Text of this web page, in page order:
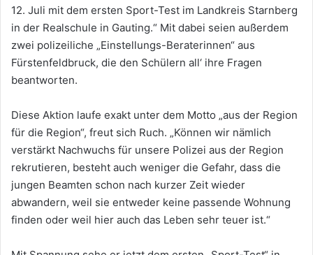
12. Juli mit dem ersten Sport-Test im Landkreis Starnberg
in der Realschule in Gauting.“ Mit dabei seien außerdem
zwei polizeiliche „Einstellungs-Beraterinnen“ aus
Fürstenfeldbruck, die den Schülern all‘ ihre Fragen
beantworten.
Diese Aktion laufe exakt unter dem Motto „aus der Region
für die Region“, freut sich Ruch. „Können wir nämlich
verstärkt Nachwuchs für unsere Polizei aus der Region
rekrutieren, besteht auch weniger die Gefahr, dass die
jungen Beamten schon nach kurzer Zeit wieder
abwandern, weil sie entweder keine passende Wohnung
finden oder weil hier auch das Leben sehr teuer ist.“